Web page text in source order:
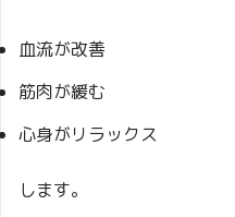
血流が改善
筋肉が緩む
心身がリラックス
します。